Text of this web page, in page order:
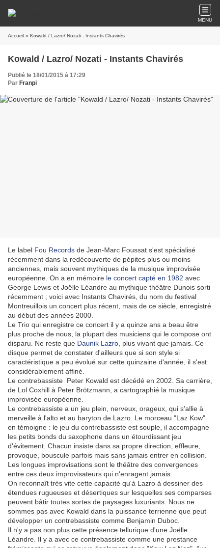
MENU
Accueil » Kowald / Lazro/ Nozati - Instants Chavirés
Kowald / Lazro/ Nozati - Instants Chavirés
Publié le 18/01/2015 à 17:29
Par Franpi
Le label Fou Records de Jean-Marc Foussat s'est spécialisé
récemment dans la redécouverte de pépites plus ou moins
anciennes, mais souvent mythiques de la musique improvisée
européenne. On a en mémoire le concert capté en 1982 avec
George Lewis et Joëlle Léandre au mythique théâtre Dunois sorti
récemment ; voici avec Instants Chavirés, du nom du festival
Montreuillois un concert plus récent, mais de ce siècle, enregistré
au début des années 2000.
Le Trio qui enregistre ce concert il y a quinze ans a beau être
plus proche de nous, la plupart des musiciens qui le compose ont
disparu. Ne reste que Daunik Lazro , plus vivant que jamais. Ce
disque permet de constater d'ailleurs que si son style si
caractéristique a peu évolué sur cette quinzaine d'année, il s'est
considérablement affiné.
Le contrebassiste Peter Kowald est décédé en 2002. Sa carrière,
de Lol Coxhill à Peter Brötzmann, a cartographié la musique
improvisée européenne.
Le contrebassiste a un jeu plein, nerveux, orageux, qui s'allie à
merveille à l'alto et au baryton de Lazro. Le morceau "Laz Kow"
en témoigne : le jeu du contrebassiste est souple, il accompagne
les petits bonds du saxophone dans un étourdissant jeu
d'évitement. Chacun insiste dans sa propre direction, effleure,
provoque, bouscule parfois mais sans jamais entrer en collision.
Les longues improvisations sont le théâtre des convergences
entre ces deux improvisateurs qui n'enragent jamais.
On reconnaît très vite cette capacité qu'à Lazro à dessiner des
étendues rugueuses et désertiques sur lesquelles ses comparses
peuvent bâtir toutes sortes de paysages luxuriants. Nous ne
sommes pas avec Kowald dans la puissance terrienne que peut
développer un contrebassiste comme Benjamin Duboc.
Il n'y a pas non plus cette présence tellurique d'une Joëlle
Léandre. Il y a avec ce contrebassiste comme une prestance